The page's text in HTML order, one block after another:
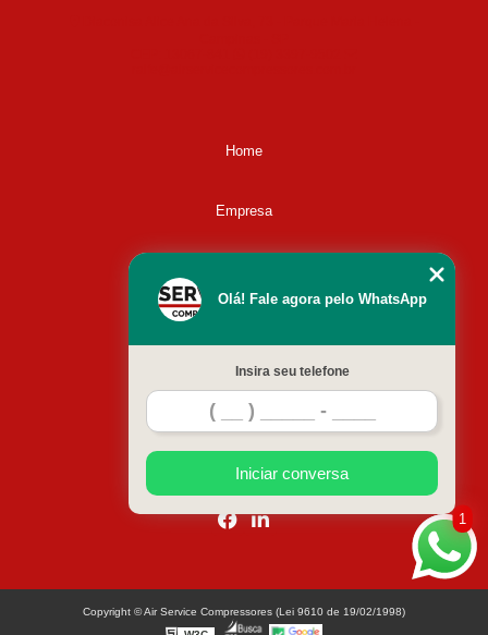
Home
Empresa
Contato
Mapa do site
1
Olá! Fale agora pelo WhatsApp
Insira seu telefone
Iniciar conversa
Copyright © Air Service Compressores (Lei 9610 de 19/02/1998)